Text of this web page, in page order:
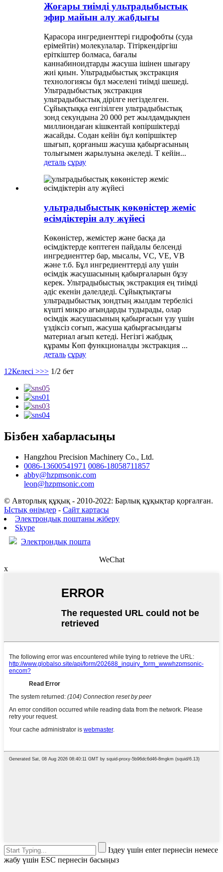
Жоғары тиімді ультрадыбыстық
эфир майын алу жабдығы
Қарасора ингредиенттері гидрофобты (суда
ерімейтін) молекулалар. Тітіркендіргіш
еріткіштер болмаса, бағалы
каннабиноидтарды жасуша ішінен шығару
жиі қиын. Ультрадыбыстық экстракция
технологиясы бұл мәселені тиімді шешеді.
Ультрадыбыстық экстракция
ультрадыбыстық дірілге негізделген.
Сұйықтыққа енгізілген ультрадыбыстық
зонд секундына 20 000 рет жылдамдықпен
миллиондаған кішкентай көпіршіктерді
жасайды. Содан кейін бұл көпіршіктер
шығып, қорғаныш жасуша қабырғасының
толығымен жарылуына әкеледі. Т кейін...
деталь сұрау
ультрадыбыстық көкөністер жеміс
өсімдіктерін алу жүйесі
Көкөністер, жемістер және басқа да
өсімдіктерде көптеген пайдалы белсенді
ингредиенттер бар, мысалы, VC, VE, VB
және т.б. Бұл ингредиенттерді алу үшін
өсімдік жасушасының қабырғаларын бұзу
керек. Ультрадыбыстық экстракция ең тиімді
әдіс екенін дәлелдеді. Сұйықтықтағы
ультрадыбыстық зондтың жылдам тербелісі
күшті микро ағындарды тудырады, олар
өсімдік жасушасының қабырғасын үзу үшін
үздіксіз соғып, жасуша қабырғасындағы
материал ағып кетеді. Негізгі жабдық
құрамы Көп функционалды экстракция ...
деталь сұрау
1 2Келесі >>> 1/2 бет
Бізбен хабарласыңы
Hangzhou Precision Machinery Co., Ltd.
0086-13600541971 0086-18058711857
abby@hzpmsonic.com
leon@hzpmsonic.com
© Авторлық құқық - 2010-2022: Барлық құқықтар қорғалған.
Ыстық өнімдер - Сайт картасы
Электрондық поштаны жіберу
Skype
Электрондық пошта
WeChat
x
Іздеу үшін enter пернесін немесе
жабу үшін ESC пернесін басыңыз